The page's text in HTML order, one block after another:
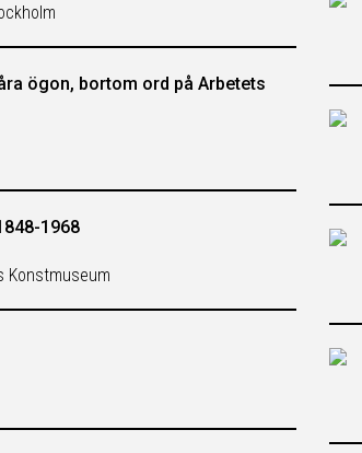
ögon, bortom ord på Arbetets
1968
Konstmuseum